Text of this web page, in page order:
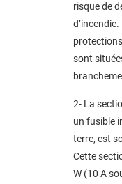
risque de
sont
2- La
un fusible
terre, est
Cette
W (10 A